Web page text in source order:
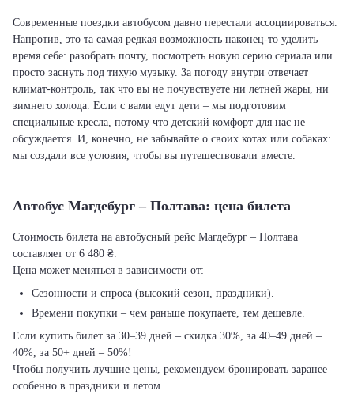
Современные поездки автобусом давно перестали ассоциироваться.
Напротив, это та самая редкая возможность наконец-то уделить
время себе: разобрать почту, посмотреть новую серию сериала или
просто заснуть под тихую музыку. За погоду внутри отвечает
климат-контроль, так что вы не почувствуете ни летней жары, ни
зимнего холода. Если с вами едут дети – мы подготовим
специальные кресла, потому что детский комфорт для нас не
обсуждается. И, конечно, не забывайте о своих котах или собаках:
мы создали все условия, чтобы вы путешествовали вместе.
Автобус Магдебург – Полтава: цена билета
Стоимость билета на автобусный рейс Магдебург – Полтава
составляет от 6 480 ₴.
Цена может меняться в зависимости от:
Сезонности и спроса (высокий сезон, праздники).
Времени покупки – чем раньше покупаете, тем дешевле.
Если купить билет за 30–39 дней – скидка 30%, за 40–49 дней –
40%, за 50+ дней – 50%!
Чтобы получить лучшие цены, рекомендуем бронировать заранее –
особенно в праздники и летом.